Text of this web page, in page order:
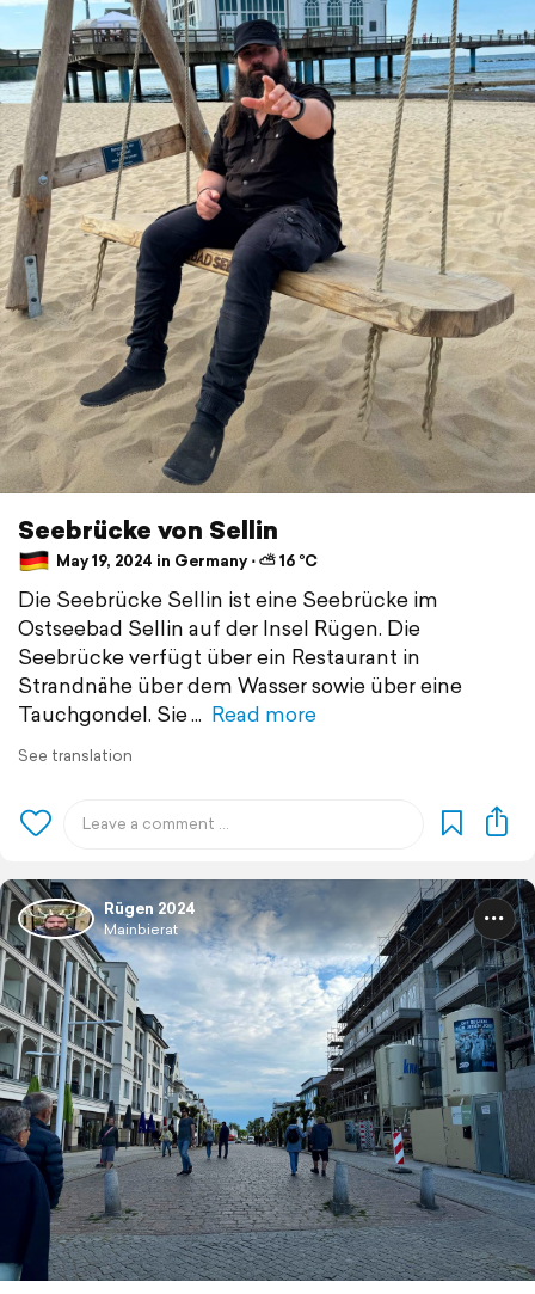
Seebrücke von Sellin
May 19, 2024 in Germany ⋅ ⛅ 16 °C
Die Seebrücke Sellin ist eine Seebrücke im
Ostseebad Sellin auf der Insel Rügen. Die
Seebrücke verfügt über ein Restaurant in
Strandnähe über dem Wasser sowie über eine
Tauchgondel. Sie
Read more
See translation
Rügen 2024
Mainbierat